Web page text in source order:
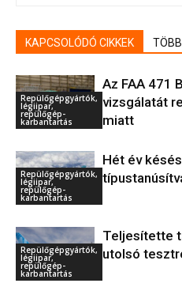
KAPCSOLÓDÓ CIKKEK
Repülőgépgyártók,
légiipar,
repülőgép-
karbantartás
Az FAA 471
vizsgálatát
miatt
Repülőgépgyártók,
légiipar,
repülőgép-
karbantartás
Hét év
Repülőgépgyártók,
légiipar,
repülőgép-
karbantartás
Teljesítette
utolsó